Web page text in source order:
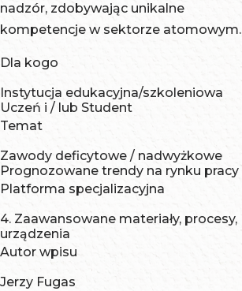
nadzór, zdobywając unikalne
kompetencje w sektorze atomowym.
Dla kogo
Instytucja edukacyjna/szkoleniowa
Uczeń i / lub Student
Temat
Zawody deficytowe / nadwyżkowe
Prognozowane trendy na rynku pracy
Platforma specjalizacyjna
4. Zaawansowane materiały, procesy,
urządzenia
Autor wpisu
Jerzy Fugas